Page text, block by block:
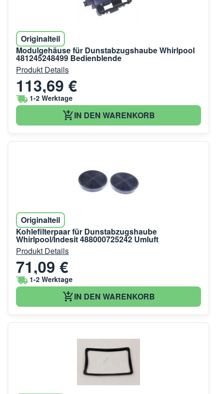
Originalteil
Modulgehäuse für Dunstabzugshaube Whirlpool
481245248499 Bedienblende
Produkt Details
113,69 €
1-2 Werktage
IN DEN WARENKORB
Originalteil
Kohlefilterpaar für Dunstabzugshaube
Whirlpool/Indesit 488000725242 Umluft
Produkt Details
71,09 €
1-2 Werktage
IN DEN WARENKORB